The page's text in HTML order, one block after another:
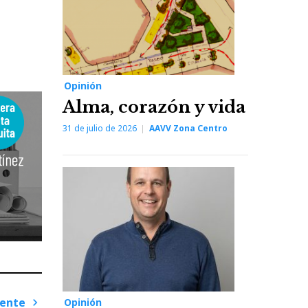
Opinión
Alma, corazón y vida
31 de julio de 2026 AAVV Zona Centro
Opinión